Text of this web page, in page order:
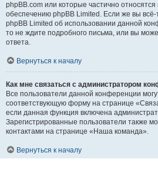
phpBB.com или которые частично
обеспечению phpBB Limited. Если же вы
phpBB Limited об использовании данной
то не ждите подробного письма, или вы
ответа.
Вернуться к началу
Как мне связаться с администратором
Все пользователи данной конференции
соответствующую форму на странице
если данная функция включена
Зарегистрированные пользователи также
контактами на странице «Наша команда».
Вернуться к началу